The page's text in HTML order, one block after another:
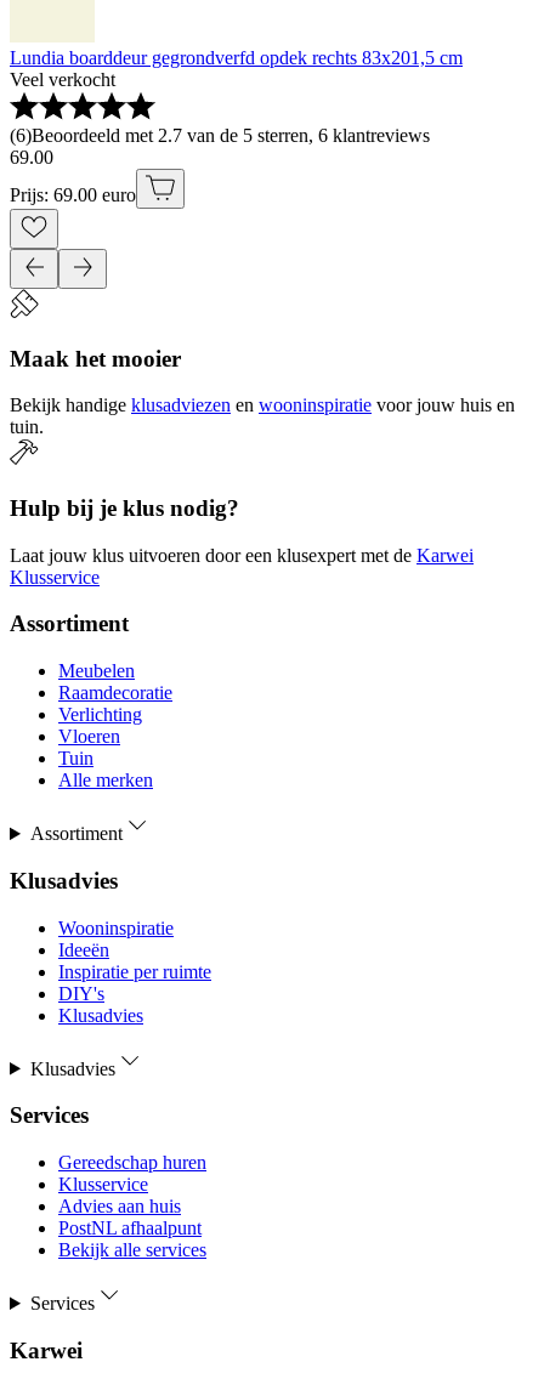
Lundia boarddeur gegrondverfd opdek rechts 83x201,5 cm
Veel verkocht
(6)Beoordeeld met 2.7 van de 5 sterren, 6 klantreviews
69.00
Prijs: 69.00 euro
Maak het mooier
Bekijk handige klusadviezen en wooninspiratie voor jouw huis en
tuin.
Hulp bij je klus nodig?
Laat jouw klus uitvoeren door een klusexpert met de Karwei
Klusservice
Assortiment
Meubelen
Raamdecoratie
Verlichting
Vloeren
Tuin
Alle merken
Assortiment
Klusadvies
Wooninspiratie
Ideeën
Inspiratie per ruimte
DIY's
Klusadvies
Klusadvies
Services
Gereedschap huren
Klusservice
Advies aan huis
PostNL afhaalpunt
Bekijk alle services
Services
Karwei